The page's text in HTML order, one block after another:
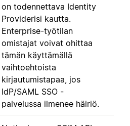
on todennettava Identity
Providerisi kautta.
Enterprise-työtilan
omistajat voivat ohittaa
tämän käyttämällä
vaihtoehtoista
kirjautumistapaa, jos
IdP/SAML SSO -
palvelussa ilmenee häiriö.